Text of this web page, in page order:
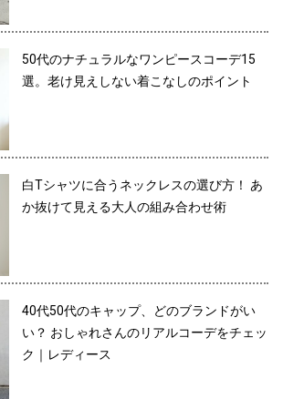
50代のナチュラルなワンピースコーデ15
選。老け見えしない着こなしのポイント
白Tシャツに合うネックレスの選び方！ あ
か抜けて見える大人の組み合わせ術
40代50代のキャップ、どのブランドがい
い？ おしゃれさんのリアルコーデをチェッ
ク｜レディース